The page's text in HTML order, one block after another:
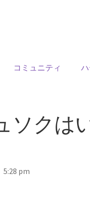
コミュニティ
ソクは
5:28 pm